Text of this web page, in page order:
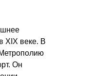
XIX веке. В
Он